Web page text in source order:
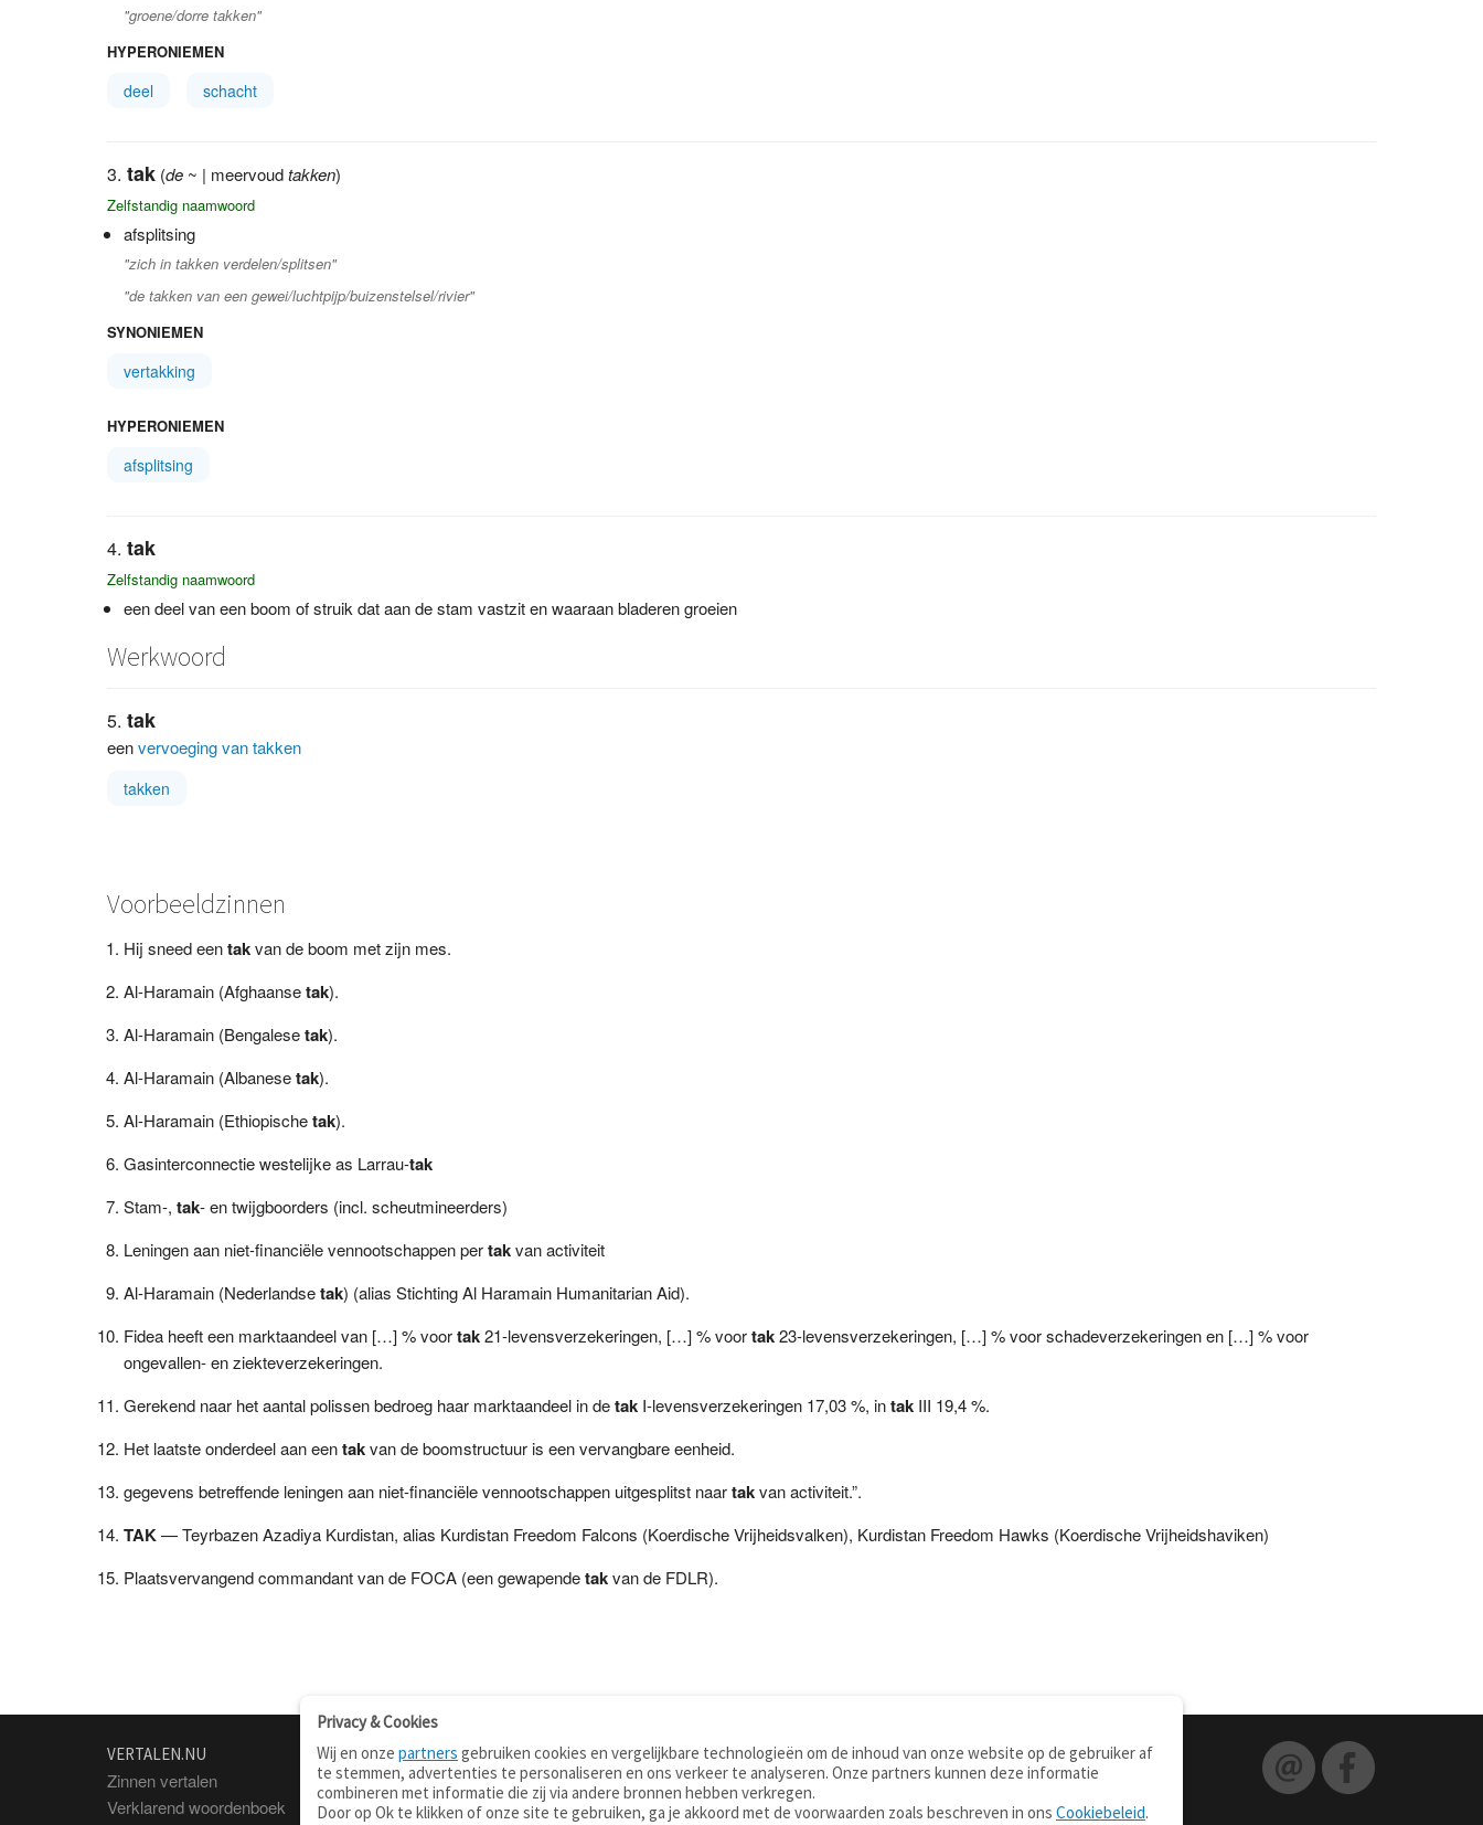
"groene/dorre takken"
HYPERONIEMEN
deel schacht
tak (de ~ | meervoudtakken)
Zelfstandig naamwoord
afsplitsing
"zich in takken verdelen/splitsen"
"de takken van een gewei/luchtpijp/buizenstelsel/rivier"
SYNONIEMEN
vertakking
HYPERONIEMEN
afsplitsing
tak
Zelfstandig naamwoord
een deel van een boom of struik dat aan de stam vastzit en waaraan bladeren groeien
Werkwoord
tak
eenvervoeging van takken
takken
Voorbeeldzinnen
Hij sneed eentakvan de boom met zijn mes.
Al-Haramain (Afghaansetak).
Al-Haramain (Bengalesetak).
Al-Haramain (Albanesetak).
Al-Haramain (Ethiopischetak).
Gasinterconnectie westelijke as Larrau-tak
Stam-, tak- en twijgboorders (incl. scheutmineerders)
Leningen aan niet-financiële vennootschappen pertakvan activiteit
Al-Haramain (Nederlandsetak) (alias Stichting Al Haramain Humanitarian Aid).
Fidea heeft een marktaandeel van […] % voortak21-levensverzekeringen, […] % voortak23-levensverzekeringen, […] % voor schadeverzekeringen en […] % voor
ongevallen- en ziekteverzekeringen.
Gerekend naar het aantal polissen bedroeg haar marktaandeel in detak I-levensverzekeringen 17,03 %, intak III 19,4 %.
Het laatste onderdeel aan eentakvan de boomstructuur is een vervangbare eenheid.
gegevens betreffende leningen aan niet-financiële vennootschappen uitgesplitst naartakvan activiteit.”.
TAK— Teyrbazen Azadiya Kurdistan, alias Kurdistan Freedom Falcons (Koerdische Vrijheidsvalken), Kurdistan Freedom Hawks (Koerdische Vrijheidshaviken)
Plaatsvervangend commandant van de FOCA (een gewapendetakvan de FDLR).
VERTALEN.NU
Zinnen vertalen
Verklarend woordenboek
OVER
Over deze site
Contact
TOOLS
Apps
Mobiel
WOORDENBOEKEN
Nederlands - Engels
Nederlands - Duits
Privacy & Cookies
Wij en onze partners gebruiken cookies en vergelijkbare technologieën om de inhoud van onze website op de gebruiker af
te stemmen, advertenties te personaliseren en ons verkeer te analyseren. Onze partners kunnen deze informatie
combineren met informatie die zij via andere bronnen hebben verkregen.
Door op Ok te klikken of onze site te gebruiken, ga je akkoord met de voorwaarden zoals beschreven in ons Cookiebeleid.